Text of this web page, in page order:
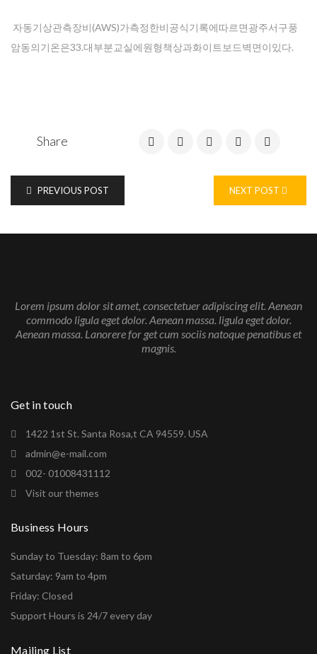
자동기상관측장비(AWS)가측정한비공식기록에따르면광주서구풍
암동의기온은33.대부분교실에원형책상과화이트보드벽면이있다.
Share
PREVIOUS POST NEXT POST
Lorem ipsum dolor sit amet, consectetuer adipiscing elit. Aenean
commodo ligula eget dolor. Aenean massa. ligula eget dolor.
Aenean massa. Lanorere for get cum sociis natoque penatibus et
magnis.
Get in touch
1422 1st St. Santa Rosa,t CA 94559. USA
admin@e-mail.com
002- 01008431112
Visit our themes
Business Hours
Sunday to Tuesday: 8am to 6pm
Saturday: 9am to 4pm
Friday: Closed
Support Hours is 24/7 every day
Mailing List